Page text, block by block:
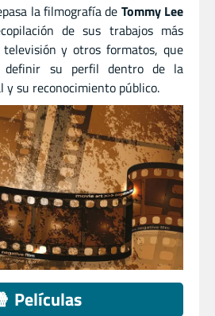
la filmografía de Tommy Lee
de sus trabajos más
y otros formatos, que
definir su perfil dentro de la
su reconocimiento público.
Películas